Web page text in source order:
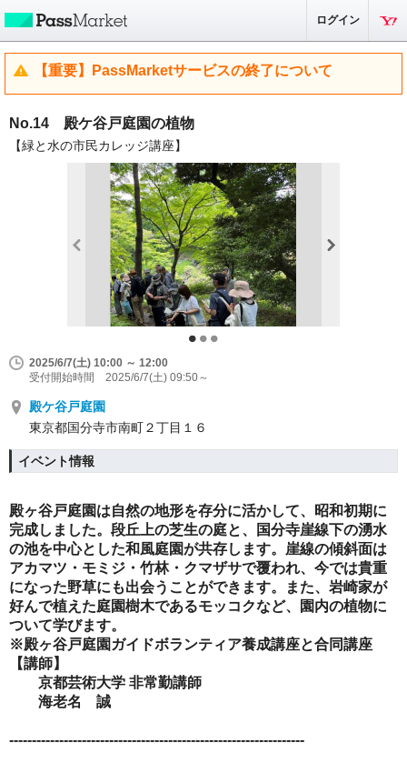
ログイン
【重要】PassMarketサービスの終了について
No.14 殿ケ谷戸庭園の植物
【緑と水の市民カレッジ講座】
2025/6/7(土) 10:00 ～ 12:00
受付開始時間 2025/6/7(土) 09:50～
殿ケ谷戸庭園
東京都国分寺市南町２丁目１６
イベント情報
殿ヶ谷戸庭園は自然の地形を存分に活かして、昭和初期に
完成しました。段丘上の芝生の庭と、国分寺崖線下の湧水
の池を中心とした和風庭園が共存します。崖線の傾斜面は
アカマツ・モミジ・竹林・クマザサで覆われ、今では貴重
になった野草にも出会うことができます。また、岩崎家が
好んで植えた庭園樹木であるモッコクなど、園内の植物に
ついて学びます。
※殿ヶ谷戸庭園ガイドボランティア養成講座と合同講座
【講師】
京都芸術大学 非常勤講師
海老名 誠
-----------------------------------------------------------------